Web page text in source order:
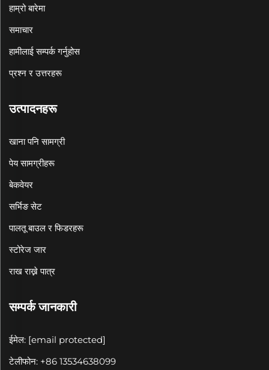
हाम्रो बारेमा
समाचार
हामीलाई सम्पर्क गर्नुहोस
प्रश्न र उत्तरहरू
उत्पादनहरू
खाना पनि सामग्री
पेय सामग्रीहरू
बेकवेयर
सर्भिङ सेट
पालतू बाउल र फिडरहरू
स्टोरेज जार
राख राख्ने पात्र
सम्पर्क जानकारी
ईमेल: [email protected]
टेलीफोन: +86 13534638099